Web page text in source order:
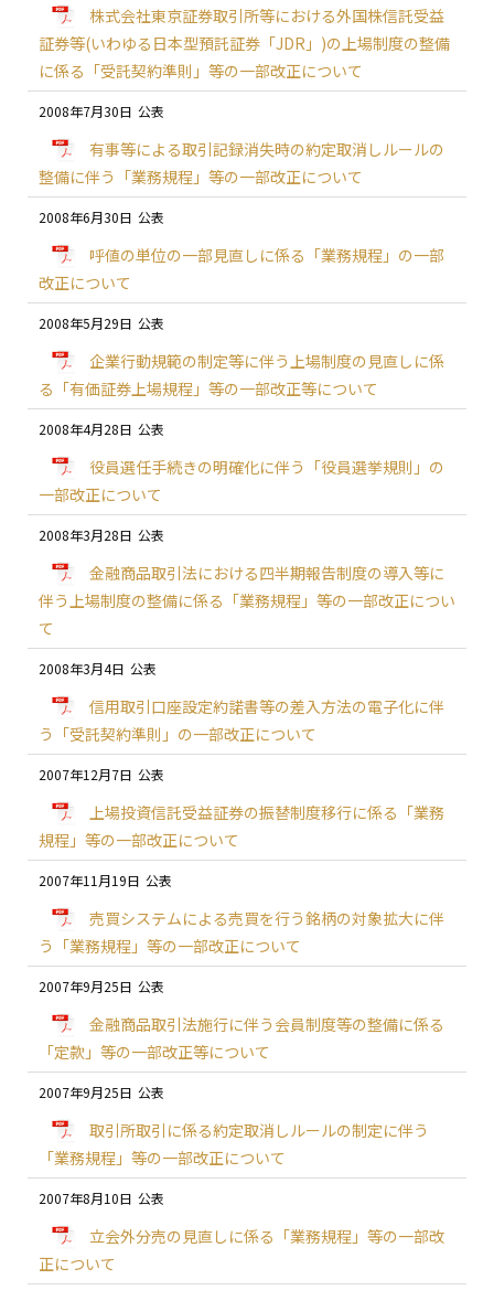
株式会社東京証券取引所等における外国株信託受益
証券等(いわゆる日本型預託証券「JDR」)の上場制度の整備
に係る「受託契約準則」等の一部改正について
2008年7月30日
有事等による取引記録消失時の約定取消しルールの
整備に伴う「業務規程」等の一部改正について
2008年6月30日
呼値の単位の一部見直しに係る「業務規程」の一部
改正について
2008年5月29日
企業行動規範の制定等に伴う上場制度の見直しに係
る「有価証券上場規程」等の一部改正等について
2008年4月28日
役員選任手続きの明確化に伴う「役員選挙規則」の
一部改正について
2008年3月28日
金融商品取引法における四半期報告制度の導入等に
伴う上場制度の整備に係る「業務規程」等の一部改正につい
て
2008年3月4日
信用取引口座設定約諾書等の差入方法の電子化に伴
う「受託契約準則」の一部改正について
2007年12月7日
上場投資信託受益証券の振替制度移行に係る「業務
規程」等の一部改正について
2007年11月19日
売買システムによる売買を行う銘柄の対象拡大に伴
う「業務規程」等の一部改正について
2007年9月25日
金融商品取引法施行に伴う会員制度等の整備に係る
「定款」等の一部改正等について
2007年9月25日
取引所取引に係る約定取消しルールの制定に伴う
「業務規程」等の一部改正について
2007年8月10日
立会外分売の見直しに係る「業務規程」等の一部改
正について